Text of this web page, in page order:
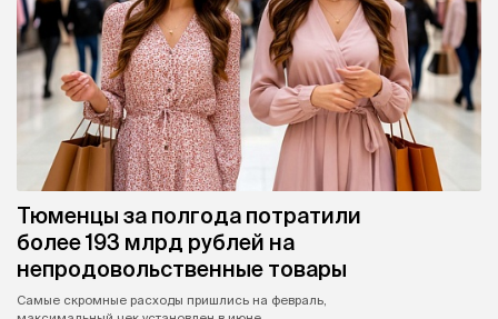
Тюменцы за полгода потратили
более 193 млрд рублей на
непродовольственные товары
Самые скромные расходы пришлись на февраль,